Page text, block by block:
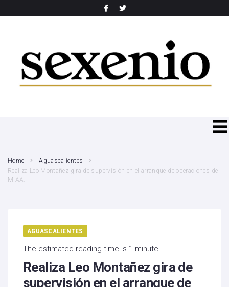
Home
Aguascalientes
Realiza Leo Montañez gira de supervisión en el arranque de operaciones de
MIAA.
AGUASCALIENTES
The estimated reading time is 1 minute
Realiza Leo Montañez gira de
supervisión en el arranque de
SEARCH THIS WEBSITE